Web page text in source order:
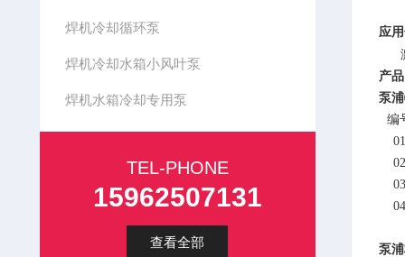
焊机冷却循环泵
焊机冷却水箱小风叶泵
焊机水箱冷却专用泵
TEL-PHONE
15962507131
查看全部
应
产
泵
编
01
02
03
04
泵